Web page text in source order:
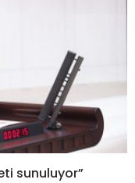
sunuluyor”